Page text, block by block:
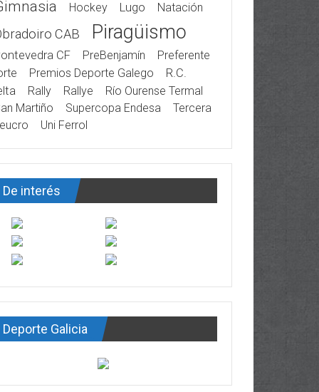
Hockey Lugo Natación
CAB Piragüismo
CF PreBenjamín
Preferente
Premios Deporte Galego
R.C.
Rally Rallye
Río Ourense Termal
Martiño
Supercopa Endesa
Tercera
Uni Ferrol
De interés
Deporte Galicia